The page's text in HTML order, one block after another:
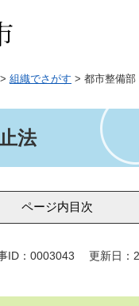
> 組織でさがす > 都市整備部
法
ページ内目次
ID：0003043 更新日：